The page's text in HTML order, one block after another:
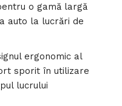
o gamă largă
auto la lucrări de
ergonomic al
sporit în utilizare
lucrului